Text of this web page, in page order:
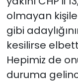
olmayan
gibi
kesilirse
Hepimiz de
duruma